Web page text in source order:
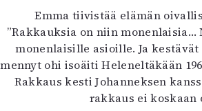
Emma tiivistää elämän
”Rakkauksia on niin
monenlaisille asioille. Ja kestävät
mennyt ohi isoäiti Heleneltäkään
Rakkaus kesti Johanneksen
rakkaus ei koskaan